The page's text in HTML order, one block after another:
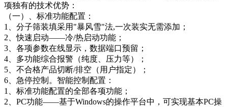
项独有的技术优势：
（一）、标准功能配置：
1、分子筛装填采用"暴风雪"法,一次装实无需添加；
2、快速启动——冷/热启动功能；
3、各项参数在线显示，数据端口预留；
4、多功能综合报警（纯度、压力等）；
5、不合格产品切断/排空（用户指定）；
6、急停控制。智能控制配置：
1、标准功能配置的全部各项功能；
2、PC功能——基于Windows的操作平台中，可实现基本PC操